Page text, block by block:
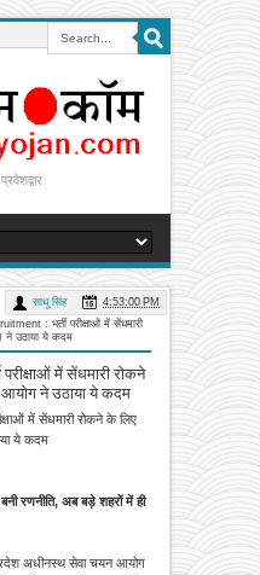
: भर्ती परीक्षाओं में सेंधमारी
ने उठाया ये कदम
में सेंधमारी रोकने
ने उठाया ये कदम
साधू सिंह 4:53:00 PM
में सेंधमारी रोकने के लिए
ये कदम
रणनीति, अब बड़े शहरों में ही
अधीनस्थ सेवा चयन आयोग